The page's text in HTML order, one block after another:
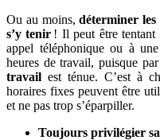
Ou au moins,déterminer les
s’y tenir ! Il peut être tentant
appel téléphonique ou à
heures de travail, puisque
travail est ténue. C’est à
horaires fixes peuvent être
et ne pas trop s’éparpiller.
Toujours privilégier